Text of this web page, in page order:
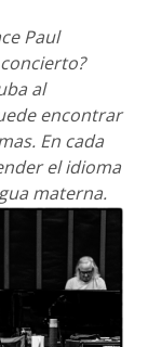
Paul
al
encontrar
En cada
el idioma
materna.